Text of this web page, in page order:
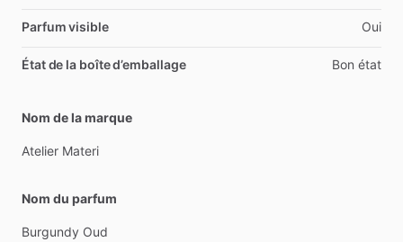
Parfum visible Oui
État de la boîte d’emballage Bon état
Nom de la marque
Atelier Materi
Nom du parfum
Burgundy Oud